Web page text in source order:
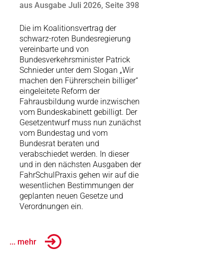
aus Ausgabe Juli 2026, Seite 398
Die im Koalitionsvertrag der
schwarz-roten Bundesregierung
vereinbarte und von
Bundesverkehrsminister Patrick
Schnieder unter dem Slogan „Wir
machen den Führerschein billiger“
eingeleitete Reform der
Fahrausbildung wurde inzwischen
vom Bundeskabinett gebilligt. Der
Gesetzentwurf muss nun zunächst
vom Bundestag und vom
Bundesrat beraten und
verabschiedet werden. In dieser
und in den nächsten Ausgaben der
FahrSchulPraxis gehen wir auf die
wesentlichen Bestimmungen der
geplanten neuen Gesetze und
Verordnungen ein.
... mehr